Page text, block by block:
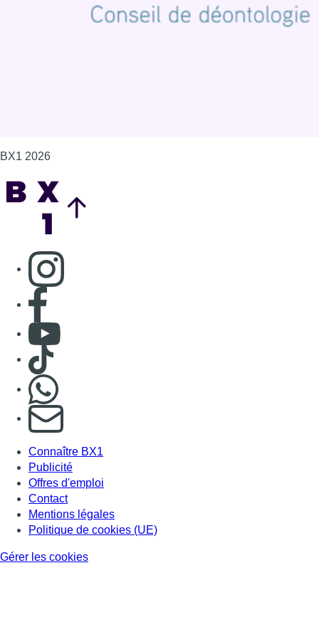
BX1 2026
Consulter page Instagram
Consulter page Facebook
Consulter Youtube
Consulter TikTok
S'abonner à notre newsletter
Connaître BX1
Publicité
Offres d'emploi
Contact
Mentions légales
Politique de cookies (UE)
Gérer les cookies